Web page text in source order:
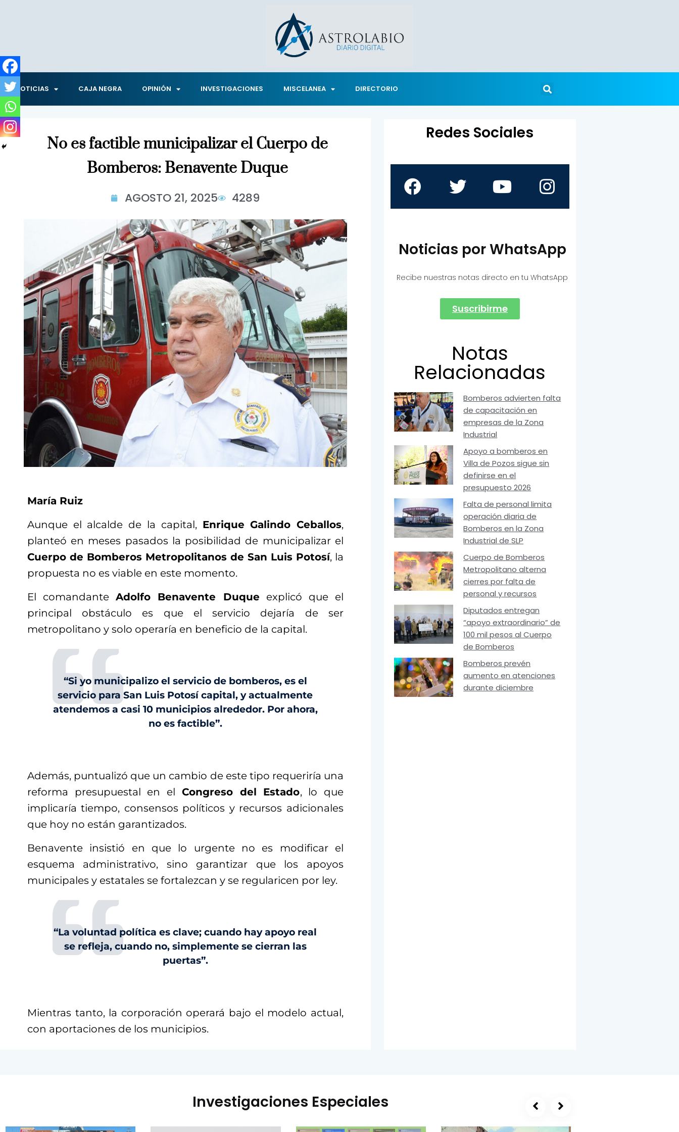
NOTICIAS CAJA NEGRA OPINIÓN INVESTIGACIONES MISCELANEA DIRECTORIO
No es factible municipalizar el Cuerpo de
Bomberos: Benavente Duque
AGOSTO 21, 2025 4289
María Ruiz
Aunque el alcalde de la capital, Enrique Galindo Ceballos,
planteó en meses pasados la posibilidad de municipalizar el
Cuerpo de Bomberos Metropolitanos de San Luis Potosí, la
propuesta no es viable en este momento.
El comandanteAdolfo Benavente Duque explicó que el
principal obstáculo es que el servicio dejaría de ser
metropolitano y solo operaría en beneficio de la capital.
“Si yo municipalizo el servicio de bomberos, es el
servicio para San Luis Potosí capital, y actualmente
atendemos a casi 10 municipios alrededor. Por ahora,
no es factible”.
Además, puntualizó que un cambio de este tipo requeriría una
reforma presupuestal en el Congreso del Estado, lo que
implicaría tiempo, consensos políticos y recursos adicionales
que hoy no están garantizados.
Benavente insistió en que lo urgente no es modificar el
esquema administrativo, sino garantizar que los apoyos
municipales y estatales se fortalezcan y se regularicen por ley.
“La voluntad política es clave; cuando hay apoyo real
se refleja, cuando no, simplemente se cierran las
puertas”.
Mientras tanto, la corporación operará bajo el modelo actual,
con aportaciones de los municipios.
Redes Sociales
Noticias por WhatsApp
Recibe nuestras notas directo en tu WhatsApp
Suscribirme
Notas
Relacionadas
Bomberos advierten falta
de capacitación en
empresas de la Zona
Industrial
Apoyo a bomberos en
Villa de Pozos sigue sin
definirse en el
presupuesto 2026
Falta de personal limita
operación diaria de
Bomberos en la Zona
Industrial de SLP
Cuerpo de Bomberos
Metropolitano alterna
cierres por falta de
personal y recursos
Diputados entregan
“apoyo extraordinario” de
100 mil pesos al Cuerpo
de Bomberos
Bomberos prevén
aumento en atenciones
durante diciembre
Investigaciones Especiales